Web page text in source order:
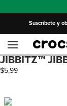
Suscríbete y
JIBBITZ™
$5,99